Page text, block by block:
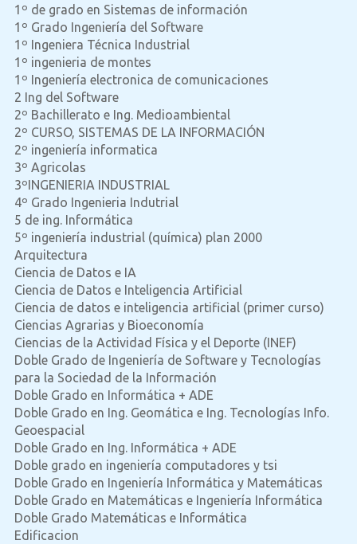
1º de grado en Sistemas de información
1º Grado Ingeniería del Software
1º Ingeniera Técnica Industrial
1º ingenieria de montes
1º Ingeniería electronica de comunicaciones
2 Ing del Software
2º Bachillerato e Ing. Medioambiental
2º CURSO, SISTEMAS DE LA INFORMACIÓN
2º ingeniería informatica
3º Agricolas
3ºINGENIERIA INDUSTRIAL
4º Grado Ingenieria Indutrial
5 de ing. Informática
5º ingeniería industrial (química) plan 2000
Arquitectura
Ciencia de Datos e IA
Ciencia de Datos e Inteligencia Artificial
Ciencia de datos e inteligencia artificial (primer curso)
Ciencias Agrarias y Bioeconomía
Ciencias de la Actividad Física y el Deporte (INEF)
Doble Grado de Ingeniería de Software y Tecnologías
para la Sociedad de la Información
Doble Grado en Informática + ADE
Doble Grado en Ing. Geomática e Ing. Tecnologías Info.
Geoespacial
Doble Grado en Ing. Informática + ADE
Doble grado en ingeniería computadores y tsi
Doble Grado en Ingeniería Informática y Matemáticas
Doble Grado en Matemáticas e Ingeniería Informática
Doble Grado Matemáticas e Informática
Edificacion